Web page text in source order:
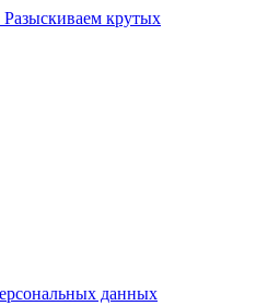
крутых
данных